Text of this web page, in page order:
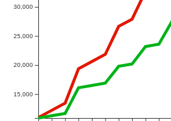
15,000
20,000
25,000
30,000